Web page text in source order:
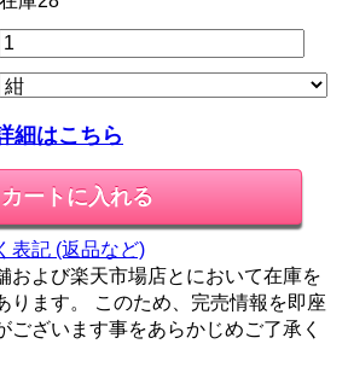
細はこちら
表記 (返品など)
および楽天市場店とにおいて在庫を
ります。 このため、完売情報を即座
ございます事をあらかじめご了承く